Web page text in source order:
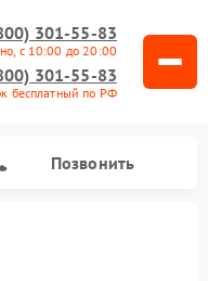
301-55-83
с 10:00 до 20:00
301-55-83
бесплатный по РФ
Позвонить